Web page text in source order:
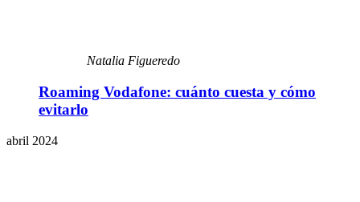
Natalia Figueredo
Roaming Vodafone: cuánto cuesta y cómo
evitarlo
abril 2024